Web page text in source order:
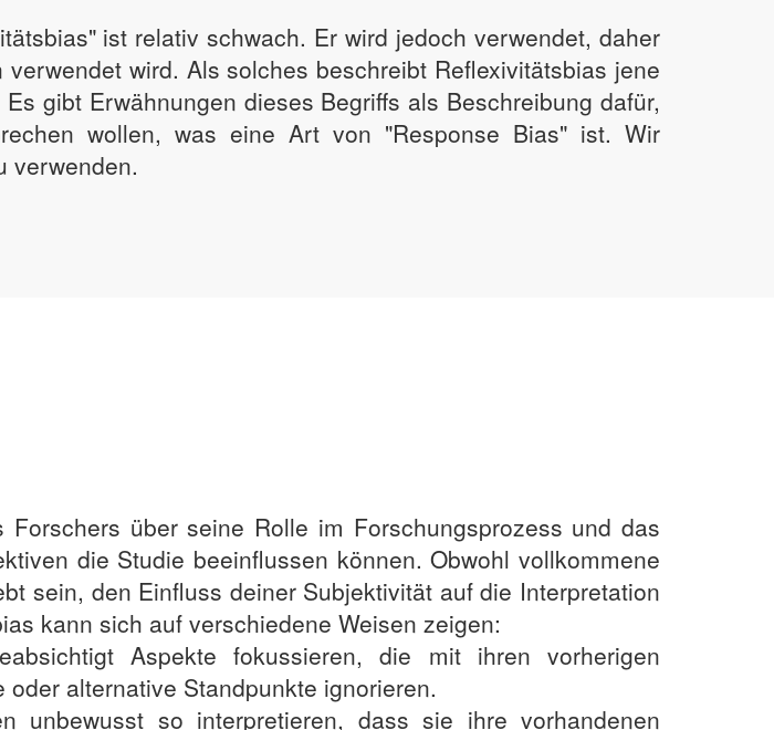
ist relativ schwach. Er wird jedoch verwendet, daher
wird. Als solches beschreibt Reflexivitätsbias jene
gibt Erwähnungen dieses Begriffs als Beschreibung dafür,
wollen, was eine Art von "Response Bias" ist. Wir
verwenden.
über seine Rolle im Forschungsprozess und das
die Studie beeinflussen können. Obwohl vollkommene
sein, den Einfluss deiner Subjektivität auf die Interpretation
kann sich auf verschiedene Weisen zeigen:
Aspekte fokussieren, die mit ihren vorherigen
alternative Standpunkte ignorieren.
unbewusst so interpretieren, dass sie ihre vorhandenen